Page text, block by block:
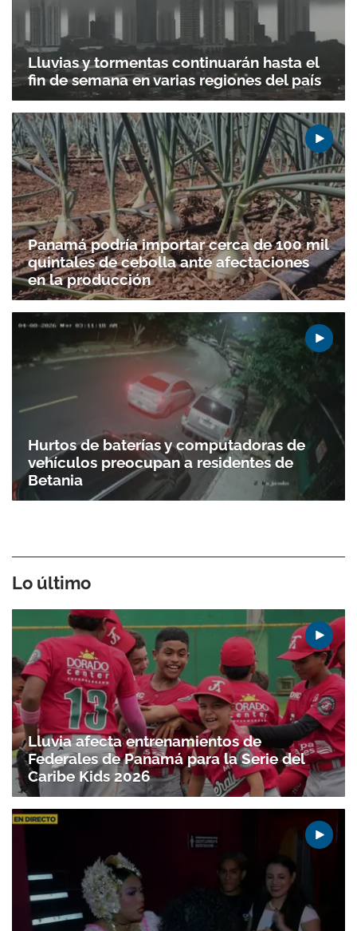
Lluvias y tormentas continuarán hasta el
fin de semana en varias regiones del país
Panamá podría importar cerca de 100 mil
quintales de cebolla ante afectaciones
en la producción
Hurtos de baterías y computadoras de
vehículos preocupan a residentes de
Betania
Lo último
Lluvia afecta entrenamientos de
Federales de Panamá para la Serie del
Caribe Kids 2026